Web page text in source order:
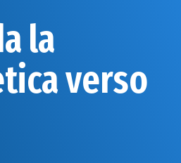
la
verso